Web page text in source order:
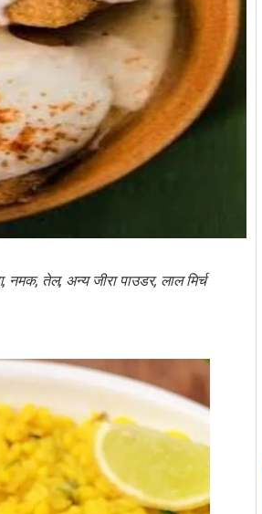
तेल, अन्य जीरा पाउडर, लाल मिर्च
शेयर करें -